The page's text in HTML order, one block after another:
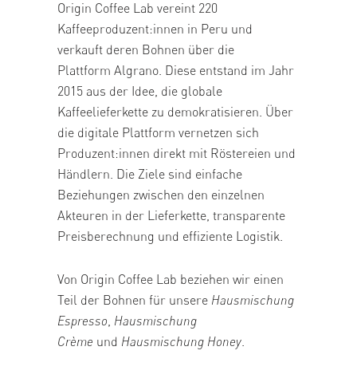
Origin Coffee Lab vereint 220
Kaffeeproduzent:innen in Peru und
verkauft deren Bohnen über die
Plattform Algrano . Diese entstand im Jahr
2015 aus der Idee, die globale
Kaffeelieferkette zu demokratisieren. Über
die digitale Plattform vernetzen sich
Produzent:innen direkt mit Röstereien und
Händlern. Die Ziele sind einfache
Beziehungen zwischen den einzelnen
Akteuren in der Lieferkette, transparente
Preisberechnung und effiziente Logistik.
Von Origin Coffee Lab beziehen wir einen
Teil der Bohnen für unsere Hausmischung
Espresso Hausmischung
Crème und Hausmischung Honey